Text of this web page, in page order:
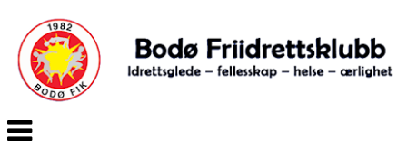
Veksle
navigasjon